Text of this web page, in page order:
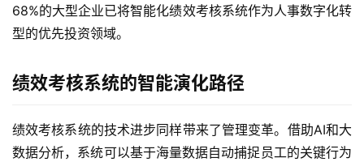
68%的大型企业已将智能化绩效考核系统作为人事数字化转
型的优先投资领域。
绩效考核系统的智能演化路径
绩效考核系统的技术进步同样带来了管理变革。借助AI和大
数据分析，系统可以基于海量数据自动捕捉员工的关键行为